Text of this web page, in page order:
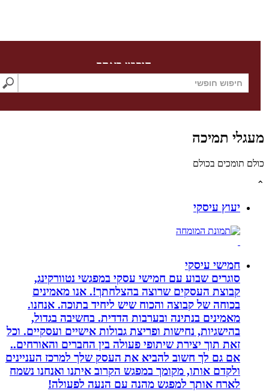
חיפוש באתר
תמיכה
בכולם
יעוץ עיסקי
חמישי עיסקי
סוגרים שבוע עם חמישי עסקי במפגשי נטוורקינג,
קבוצת העסקים שרוצה בהצלחתך!. אנו מאמינים
בכוחה של קבוצה והכוח שיש ליחיד בתוכה. אנחנו.
מאמינים בנתינה ובערבות הדדית. בחשיבה בגדול,
בהישגיות, נחישות ופריצת גבולות אישיים ועסקיים. וכל
זאת תוך יצירת שיתופי פעולה בין החברים והאורחים..
אם גם לך חשוב להביא את העסק שלך למרכז העניינים
ולקדם אותו, מקומך במפגש הקרוב איתנו ואנחנו נשמח
לארח אותך למפגש מהנה עם הנעה לפעולה!